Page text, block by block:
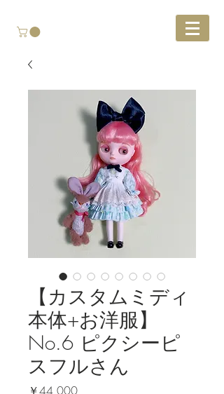
【カスタムミディ
本体+お洋服】
No.6 ピクシーピ
スフルさん
￥44,000価